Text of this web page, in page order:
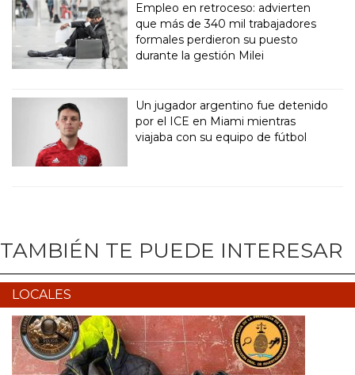
Empleo en retroceso: advierten
que más de 340 mil trabajadores
formales perdieron su puesto
durante la gestión Milei
Un jugador argentino fue detenido
por el ICE en Miami mientras
viajaba con su equipo de fútbol
TAMBIÉN TE PUEDE INTERESAR
LOCALES